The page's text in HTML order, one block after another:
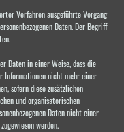
Verfahren ausgeführte Vorgang
Daten. Der Begriff
Daten in einer Weise, dass die
Informationen nicht mehr einer
sofern diese zusätzlichen
und organisatorischen
Daten nicht einer
werden.